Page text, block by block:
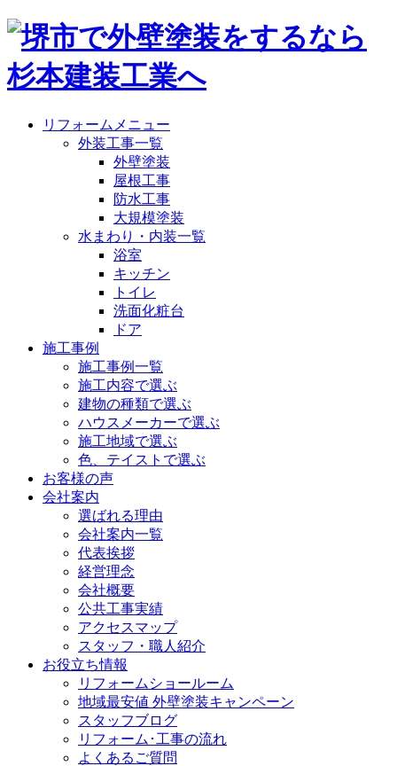
リフォームメニュー
外装工事一覧
外壁塗装
屋根工事
防水工事
大規模塗装
水まわり・内装一覧
浴室
キッチン
トイレ
洗面化粧台
ドア
施工事例
施工事例一覧
施工内容で選ぶ
建物の種類で選ぶ
ハウスメーカーで選ぶ
施工地域で選ぶ
色、テイストで選ぶ
お客様の声
会社案内
選ばれる理由
会社案内一覧
代表挨拶
経営理念
会社概要
公共工事実績
アクセスマップ
スタッフ・職人紹介
お役立ち情報
リフォームショールーム
地域最安値 外壁塗装キャンペーン
スタッフブログ
リフォーム･工事の流れ
よくあるご質問